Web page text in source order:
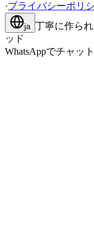
·プライバシーポリ
ja 丁寧に作ら
ッド
WhatsAppでチャット